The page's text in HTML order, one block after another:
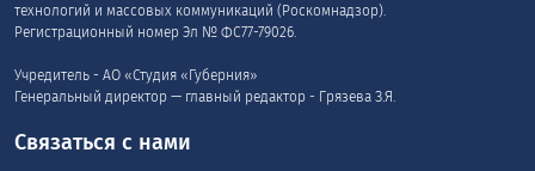
технологий и массовых коммуникаций (Роскомнадзор).
Регистрационный номер Эл № ФС77-79026.
Учредитель - АО «Студия «Губерния»
Генеральный директор — главный редактор - Грязева З.Я.
Связаться с нами